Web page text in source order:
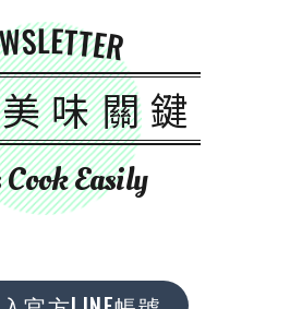
味關鍵
Cook Easily